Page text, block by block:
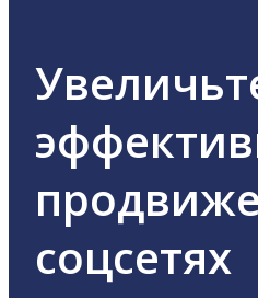
соцсетях